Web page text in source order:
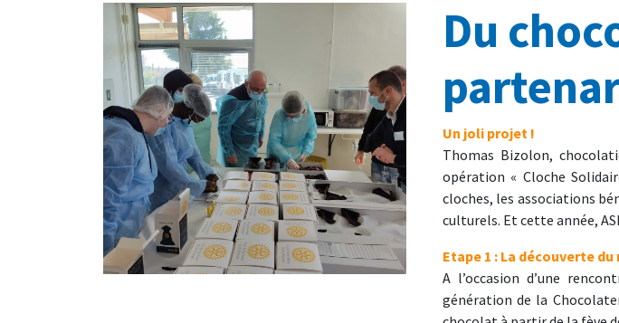
Du
Un joli projet !
Thomas Bizolon,
opération « Cloche
cloches, les associations
culturels. Et cette année,
Etape 1 : La découverte
A l’occasion d’une
génération de la